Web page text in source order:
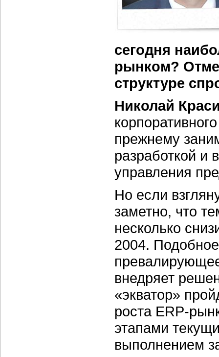
сегодня
рынком?
структуре
Николай
прежнему
разработкой и
управления
Но если
заметно, что
несколько
2004.
внедряет
«экватор»
роста ERP-
этапами
выполнением